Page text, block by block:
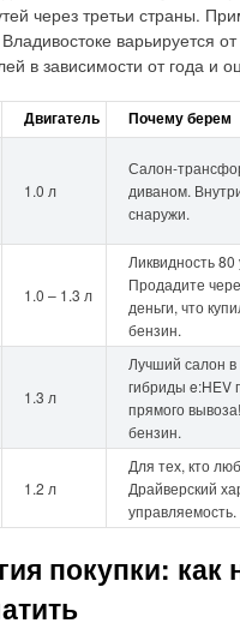
через третьи страны.
варьируется
в зависимости от года и
Двигатель
Почему берем
1.0 л
Салон-
диваном.
снаружи.
1.0 – 1.3 л
Ликвидность 80
Продадите
деньги, что
бензин.
1.3 л
Лучший салон
гибриды e:HEV
прямого
бензин.
1.2 л
Для тех, кто
Драйверский
управляемость.
покупки: как